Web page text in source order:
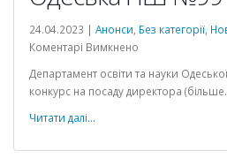
24.04.2023 | Анонси, Без категорії,
Коментарі Вимкнено
КОНКУРСУ:
Одеська
Департамент освіти та науки
конкурс на посаду директора
Читати далі...